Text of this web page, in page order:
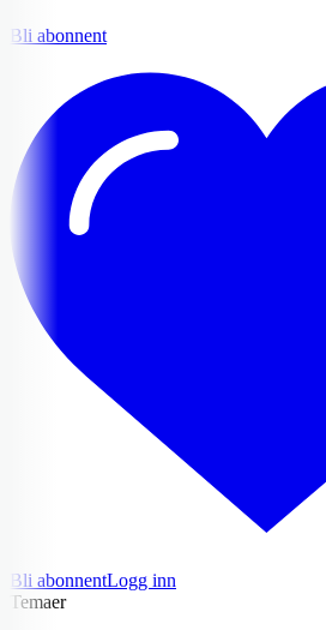
Bli abonnent
Bli abonnentLogg inn
Temaer